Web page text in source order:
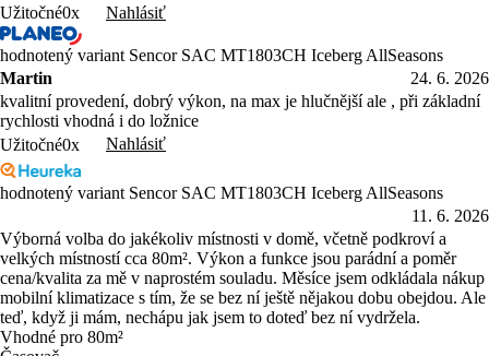
Užitočné0x Nahlásiť
hodnotený variant Sencor SAC MT1803CH Iceberg AllSeasons
Martin
24. 6. 2026
kvalitní provedení, dobrý výkon, na max je hlučnější ale , při základní
rychlosti vhodná i do ložnice
Užitočné0x Nahlásiť
hodnotený variant Sencor SAC MT1803CH Iceberg AllSeasons
11. 6. 2026
Výborná volba do jakékoliv místnosti v domě, včetně podkroví a
velkých místností cca 80m². Výkon a funkce jsou parádní a poměr
cena/kvalita za mě v naprostém souladu. Měsíce jsem odkládala nákup
mobilní klimatizace s tím, že se bez ní ještě nějakou dobu obejdou. Ale
teď, když ji mám, nechápu jak jsem to doteď bez ní vydržela.
Vhodné pro 80m²